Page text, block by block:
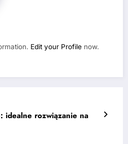
Edit your Profile now.
idealne rozwiązanie na